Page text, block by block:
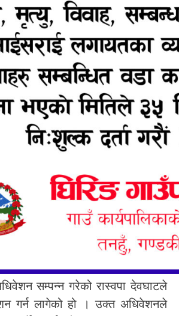
सम्पन्न गरेको रास्वपा देवघाटले
गर्न लागेको हो । उक्त अधिवेशनले